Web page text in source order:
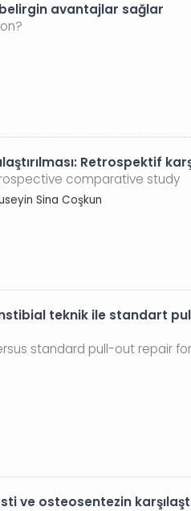
avantajlar sağlar
Retrospektif
comparative study
Sina Coşkun
teknik ile standart
standard pull-out repair
ve osteosentezin